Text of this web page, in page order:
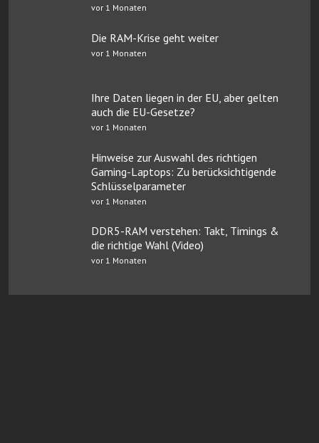
vor 1 Monaten
Die RAM-Krise geht weiter
vor 1 Monaten
Ihre Daten liegen in der EU, aber gelten
auch die EU-Gesetze?
vor 1 Monaten
Hinweise zur Auswahl des richtigen
Gaming-Laptops: Zu berücksichtigende
Schlüsselparameter
vor 1 Monaten
DDR5-RAM verstehen: Takt, Timings &
die richtige Wahl (Video)
vor 1 Monaten